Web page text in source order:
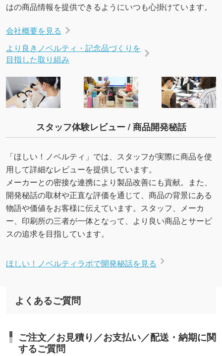
はの商品情報を提供できるようにいつも心掛けています。
会社概要を見る
より良きノベルティ・記念品づくりを
目指した取り組み
スタッフ体験レビュー / 商品開発秘話
「ほしい！ノベルティ」では、スタッフが実際に商品を使
用して詳細なレビューを提供しています。
メーカーとの密接な連携により製品改善にも貢献。また、
開発秘話の取材や正直な評価を通じて、商品の背景にある
物語や価値をお客様に伝えています。スタッフ、メーカ
ー、印刷所の三者が一体となって、より良い商品とサービ
スの追求を目指しています。
ほしい！ノベルティラボで開発秘話を見る
よくあるご質問
ご注文／お見積り／お支払い／配送・納期に関
するご質問